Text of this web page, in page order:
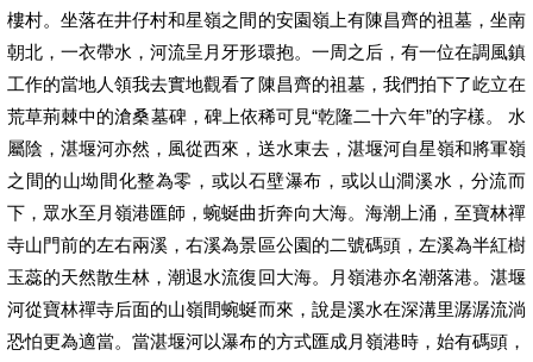
樓村。坐落在井仔村和星嶺之間的安園嶺上有陳昌齊的祖墓，坐南
朝北，一衣帶水，河流呈月牙形環抱。一周之后，有一位在調風鎮
工作的當地人領我去實地觀看了陳昌齊的祖墓，我們拍下了屹立在
荒草荊棘中的滄桑墓碑，碑上依稀可見“乾隆二十六年”的字樣。 水
屬陰，湛堰河亦然，風從西來，送水東去，湛堰河自星嶺和將軍嶺
之間的山坳間化整為零，或以石壁瀑布，或以山澗溪水，分流而
下，眾水至月嶺港匯師，蜿蜒曲折奔向大海。海潮上涌，至寶林禪
寺山門前的左右兩溪，右溪為景區公園的二號碼頭，左溪為半紅樹
玉蕊的天然散生林，潮退水流復回大海。月嶺港亦名潮落港。湛堰
河從寶林禪寺后面的山嶺間蜿蜒而來，說是溪水在深溝里潺潺流淌
恐怕更為適當。當湛堰河以瀑布的方式匯成月嶺港時，始有碼頭，